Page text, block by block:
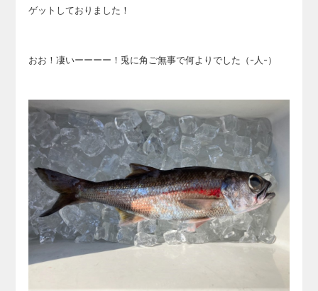
ゲットしておりました！
おお！凄いーーーー！兎に角ご無事で何よりでした（-人-）